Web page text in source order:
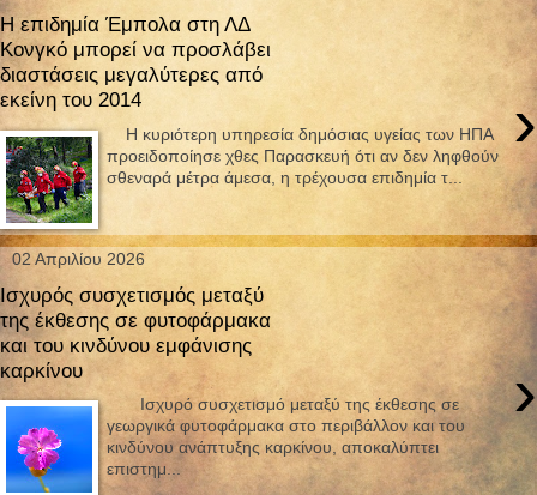
Η επιδημία Έμπολα στη ΛΔ
Κονγκό μπορεί να προσλάβει
διαστάσεις μεγαλύτερες από
εκείνη του 2014
›
Η κυριότερη υπηρεσία δημόσιας υγείας των ΗΠΑ
προειδοποίησε χθες Παρασκευή ότι αν δεν ληφθούν
σθεναρά μέτρα άμεσα, η τρέχουσα επιδημία τ...
02 Απριλίου 2026
Ισχυρός συσχετισμός μεταξύ
της έκθεσης σε φυτοφάρμακα
και του κινδύνου εμφάνισης
καρκίνου
›
Ισχυρό συσχετισμό μεταξύ της έκθεσης σε
γεωργικά φυτοφάρμακα στο περιβάλλον και του
κινδύνου ανάπτυξης καρκίνου, αποκαλύπτει
επιστημ...